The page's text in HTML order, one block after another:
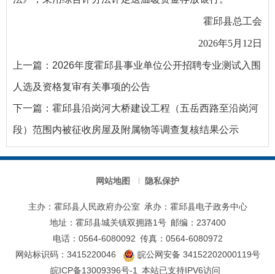
霍邱县总工会
2026年5月12日
上一篇： 2026年度霍邱县事业单位公开招聘专业测试入围
人选及资格复审有关事项的公告
下一篇： 霍邱县沿岗河大桥建设工程（五岳西路至沿岗河
段）范围内被征收房屋及附属物等调查复核结果公示
网站地图 隐私保护
主办：霍邱县人民政府办公室 承办：霍邱县电子政务中心
地址：霍邱县城关镇双拥路1号 邮编：237400
电话：0564-6080092 传真：0564-6080972
网站标识码：3415220046
皖公网安备 34152202000119号
皖ICP备13009396号-1 本站已支持IPV6访问